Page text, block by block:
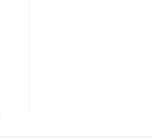
varianti. Le opzioni possono essere